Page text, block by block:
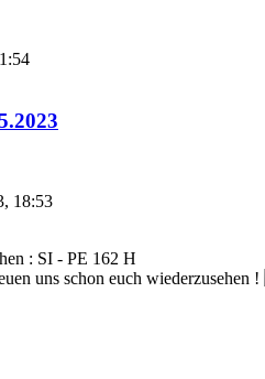
18:53
: SI - PE 162 H
uns schon euch wiederzusehen !